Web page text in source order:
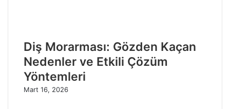
Diş Morarması: Gözden Kaçan
Nedenler ve Etkili Çözüm
Yöntemleri
Mart 16, 2026